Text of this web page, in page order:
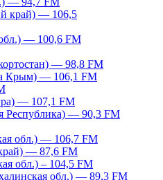
край) — 106,5
— 100,6 FM
— 98,8 FM
Крым) — 106,1 FM
— 107,1 FM
Республика) — 90,3 FM
обл.) — 106,7 FM
— 87,6 FM
обл.) – 104,5 FM
обл.) — 89,3 FM